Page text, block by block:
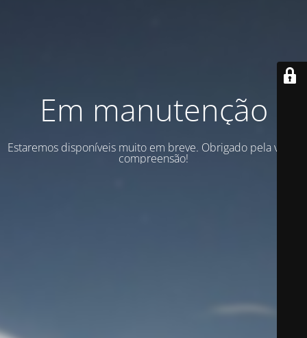
Em manutenção
Estaremos disponíveis muito em breve. Obrigado pela vossa
compreensão!